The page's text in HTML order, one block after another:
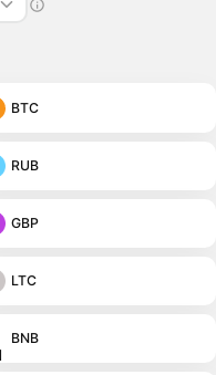
BTC
RUB
GBP
LTC
BNB